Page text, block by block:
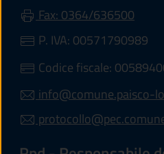
Fax: 0364/636500
P. IVA: 00571790989
Codice fiscale:
info@comune.paisco-